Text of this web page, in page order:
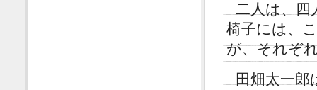
二人は、四
椅子には、
が、それぞ
田畑太一